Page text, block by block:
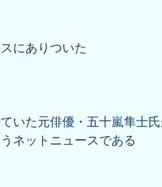
にありついた
いた元俳優・五十嵐隼士
ネットニュースである